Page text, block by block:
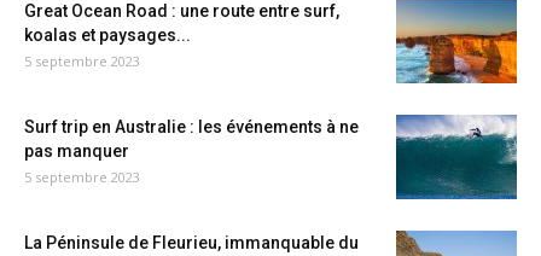
Great Ocean Road : une route entre surf,
koalas et paysages...
5 septembre 2023
Surf trip en Australie : les événements à ne
pas manquer
5 septembre 2023
La Péninsule de Fleurieu, immanquable du